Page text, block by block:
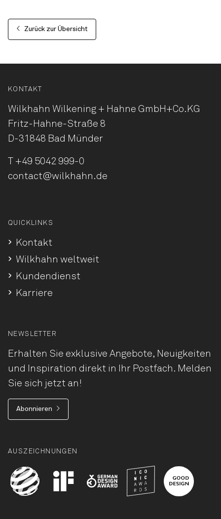
Zurück zur Übersicht
KONTAKT
Wilkhahn Wilkening + Hahne GmbH+Co.KG
Fritz-Hahne-Straße 8
D-31848 Bad Münder
+49 5042 999-0
contact@wilkhahn.de
QUICKLINKS
Kontakt
Wilkhahn weltweit
Kundendienst
Karriere
NEWSLETTER
Erhalten Sie exklusive Angebote, Neuigkeiten
und Inspiration direkt in Ihr Postfach. Melden
Sie sich jetzt an!
Abonnieren
AUSZEICHNUNGEN